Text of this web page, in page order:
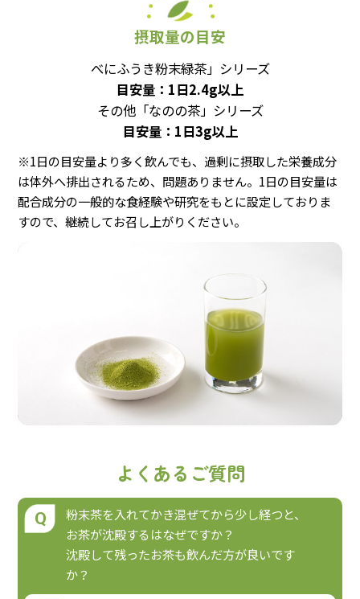
摂取量の目安
べにふうき粉末緑茶」シリーズ
目安量： 1日2.4g以上
その他「なのの茶」シリーズ
目安量： 1日3g以上
※1日の目安量より多く飲んでも、過剰に摂取した栄養成分
は体外へ排出されるため、問題ありません。1日の目安量は
配合成分の一般的な食経験や研究をもとに設定しておりま
すので、継続してお召し上がりください。
よくあるご質問
Q
粉末茶を入れてかき混ぜてから少し経つと、
お茶が沈殿するはなぜですか？
沈殿して残ったお茶も飲んだ方が良いです
か？